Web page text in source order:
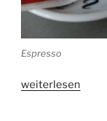
Espresso
„Wie
weiterlesen